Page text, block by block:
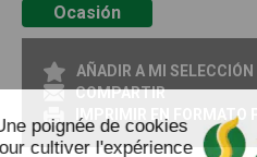
Ocasión
AÑADIR A MI SELECCIÓN
COMPARTIR
IMPRIMIR EN FORMATO